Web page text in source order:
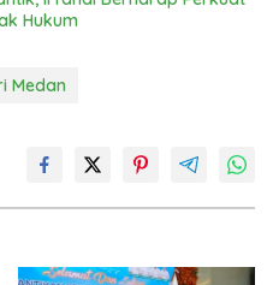
Hukum
Medan